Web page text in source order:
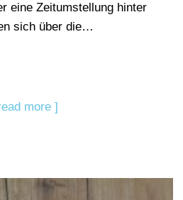
eine Zeitumstellung hinter
sich über die…
more ]